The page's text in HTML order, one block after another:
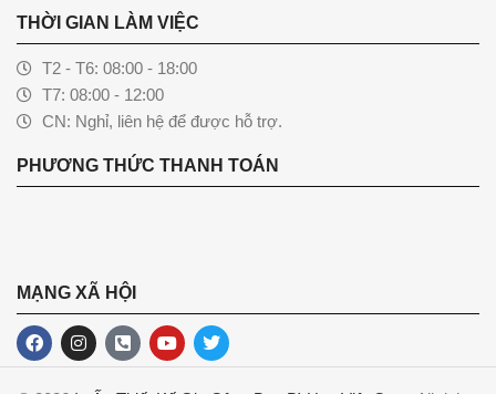
THỜI GIAN LÀM VIỆC
T2 - T6: 08:00 - 18:00
T7: 08:00 - 12:00
CN: Nghỉ, liên hệ để được hỗ trợ.
PHƯƠNG THỨC THANH TOÁN
MẠNG XÃ HỘI